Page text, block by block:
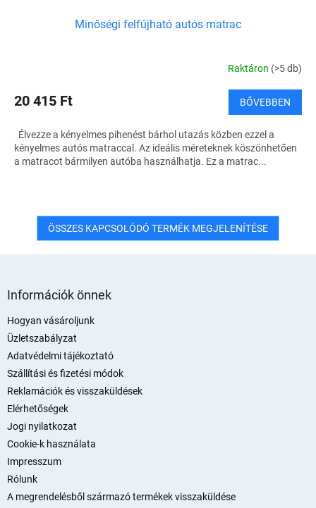
Minőségi felfújható autós matrac
Raktáron (>5 db)
20 415 Ft BŐVEBBEN
Élvezze a kényelmes pihenést bárhol utazás közben ezzel a
kényelmes autós matraccal. Az ideális méreteknek köszönhetően
a matracot bármilyen autóba használhatja. Ez a matrac...
ÖSSZES KAPCSOLÓDÓ TERMÉK MEGJELENÍTÉSE
Információk önnek
Hogyan vásároljunk
Üzletszabályzat
Adatvédelmi tájékoztató
Szállítási és fizetési módok
Reklamációk és visszaküldések
Elérhetőségek
Jogi nyilatkozat
Cookie-k használata
Impresszum
Rólunk
A megrendelésből származó termékek visszaküldése